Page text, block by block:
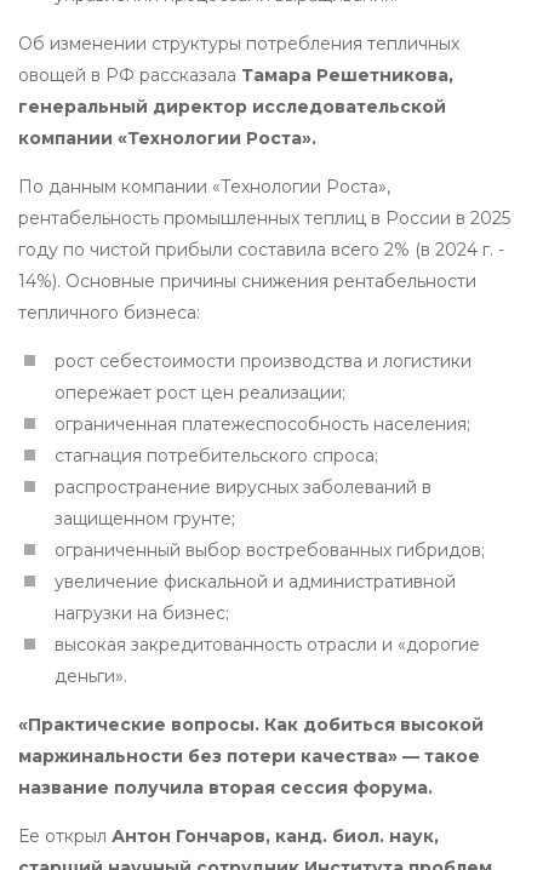
Об изменении структуры потребления тепличных
овощей в РФ рассказала Тамара Решетникова,
генеральный директор исследовательской
компании «Технологии Роста».
По данным компании «Технологии Роста»,
рентабельность промышленных теплиц в России в 2025
году по чистой прибыли составила всего 2% (в 2024 г. -
14%). Основные причины снижения рентабельности
тепличного бизнеса:
рост себестоимости производства и логистики
опережает рост цен реализации;
ограниченная платежеспособность населения;
стагнация потребительского спроса;
распространение вирусных заболеваний в
защищенном грунте;
ограниченный выбор востребованных гибридов;
увеличение фискальной и административной
нагрузки на бизнес;
высокая закредитованность отрасли и «дорогие
деньги».
«Практические вопросы. Как добиться высокой
маржинальности без потери качества» — такое
название получила вторая сессия форума.
Ее открыл Антон Гончаров, канд. биол. наук,